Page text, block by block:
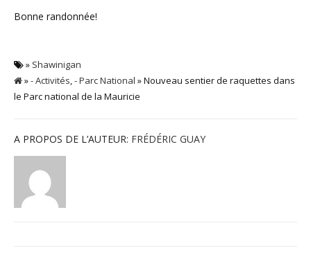
Bonne randonnée!
» Shawinigan
»- Activités,- Parc National » Nouveau sentier de raquettes dans
le Parc national de la Mauricie
A PROPOS DE L’AUTEUR: FRÉDÉRIC GUAY